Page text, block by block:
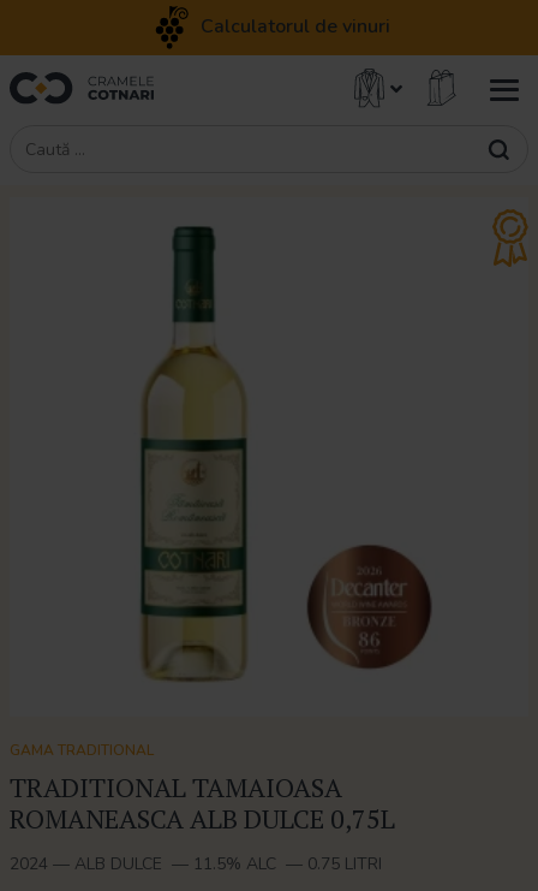
Calculatorul de vinuri
GAMA TRADITIONAL
TRADITIONAL TAMAIOASA
ROMANEASCA ALB DULCE 0,75L
2024 — ALB DULCE — 11.5% ALC — 0.75 LITRI